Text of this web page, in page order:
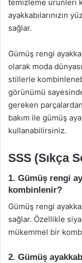
temizleme ürünleri
ayakkabılarınızın
sağlar.
Gümüş rengi
olarak moda
stillerle
görünümü
gereken
bakım ile gümüş
kullanabilirsiniz.
SSS (Sıkça
1. Gümüş rengi
kombinlenir?
Gümüş rengi
sağlar. Özellikle
mükemmel bir
2. Gümüş